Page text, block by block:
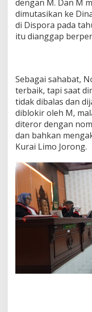
dengan M. Dan M
dimutasikan ke
di Dispora pada
itu dianggap
Sebagai sahabat,
terbaik, tapi saat
tidak dibalas dan
diblokir oleh M,
diteror dengan
dan bahkan
Kurai Limo Jorong.